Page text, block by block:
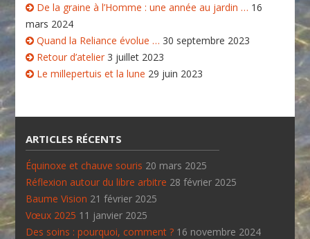
De la graine à l’Homme : une année au jardin … 16
mars 2024
Quand la Reliance évolue … 30 septembre 2023
Retour d’atelier 3 juillet 2023
Le millepertuis et la lune 29 juin 2023
ARTICLES RÉCENTS
Équinoxe et chauve souris 20 mars 2025
Réflexion autour du libre arbitre 28 février 2025
Baume Vision 21 février 2025
Vœux 2025 11 janvier 2025
Des soins : pourquoi, comment ? 16 novembre 2024